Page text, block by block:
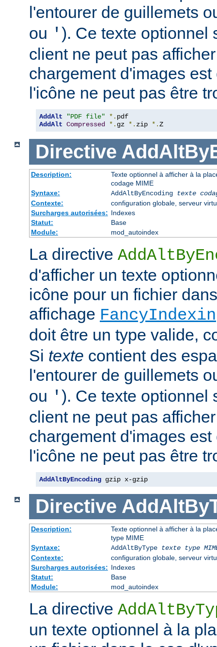
l'entourer de guillemets
ou ' ). Ce texte optionnel
client ne peut pas
chargement d'images
l'icône ne peut pas être
AddAlt "PDF file" *.
AddAlt Compressed *. gz *. zip *.Z
Directive
Description:
Texte optionnel à afficher à la
codage MIME
Syntaxe:
AddAltByEncoding texte
Contexte:
configuration globale, serveur
Surcharges autorisées: Indexes
Statut:
Base
Module:
mod_autoindex
La directive
d'afficher un texte
icône pour un fichier
affichage
doit être un type valide,
Si texte contient des
l'entourer de guillemets
ou ' ). Ce texte optionnel
client ne peut pas
chargement d'images
l'icône ne peut pas être
AddAltByEncoding gzip x-gzip
Directive
Description:
Texte optionnel à afficher à la
type MIME
Syntaxe:
AddAltByType texte
type
Contexte:
configuration globale, serveur
Surcharges autorisées: Indexes
Statut:
Base
Module:
mod_autoindex
La directive
un texte optionnel à la